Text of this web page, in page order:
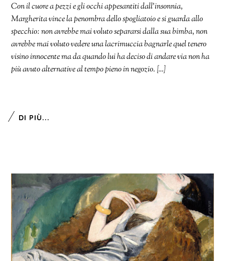
Con il cuore a pezzi e gli occhi appesantiti dall’insonnia,
Margherita vince la penombra dello spogliatoio e si guarda allo
specchio: non avrebbe mai voluto separarsi dalla sua bimba, non
avrebbe mai voluto vedere una lacrimuccia bagnarle quel tenero
visino innocente ma da quando lui ha deciso di andare via non ha
più avuto alternative al tempo pieno in negozio. […]
DI PIÙ...